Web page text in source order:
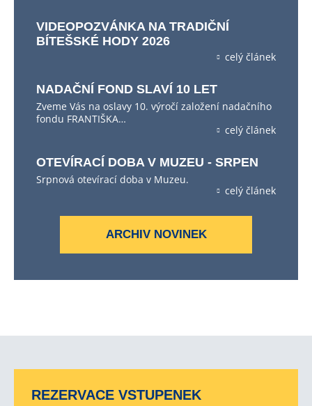
VIDEOPOZVÁNKA NA TRADIČNÍ
BÍTEŠSKÉ HODY 2026
celý článek
NADAČNÍ FOND SLAVÍ 10 LET
Zveme Vás na oslavy 10. výročí založení nadačního
fondu FRANTIŠKA…
celý článek
OTEVÍRACÍ DOBA V MUZEU - SRPEN
Srpnová otevírací doba v Muzeu.
celý článek
ARCHIV NOVINEK
REZERVACE VSTUPENEK